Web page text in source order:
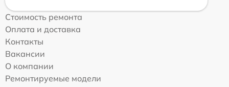
Стоимость ремонта
Оплата и доставка
Контакты
Вакансии
О компании
Ремонтируемые модели